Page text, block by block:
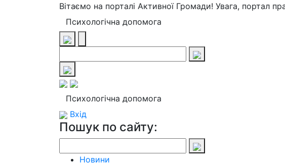
Вітаємо на порталі Активної Громади! Увага, портал
Психологічна допомога
Психологічна допомога
Вхід
Пошук по сайту:
Новини